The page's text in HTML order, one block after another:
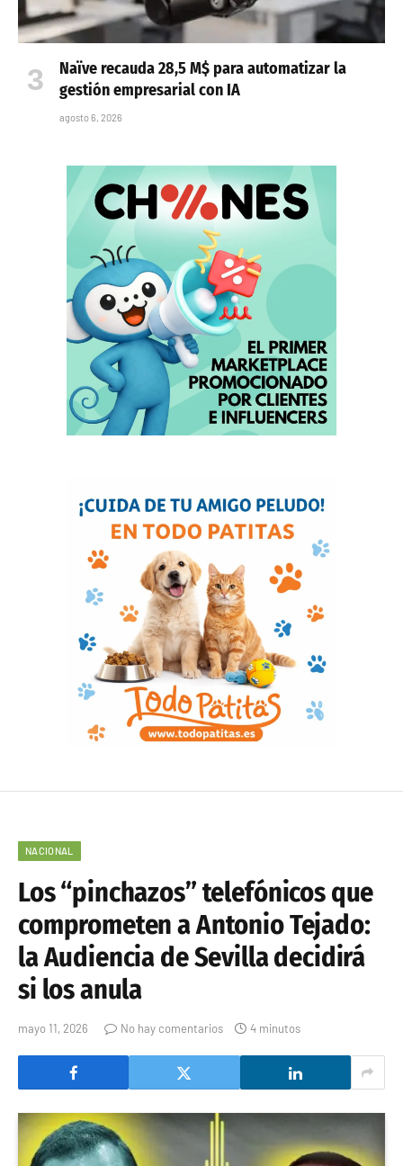
Naïve recauda 28,5 M$ para automatizar la
gestión empresarial con IA
agosto 6, 2026
NACIONAL
Los “pinchazos” telefónicos que
comprometen a Antonio Tejado:
la Audiencia de Sevilla decidirá
si los anula
mayo 11, 2026 No hay comentarios 4 minutos